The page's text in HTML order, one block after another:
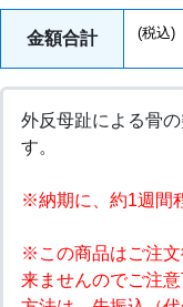
金額合計 (税込)
外反母趾による骨
す。
※納期に、約1週間
※この商品はご注文
来ませんのでご注